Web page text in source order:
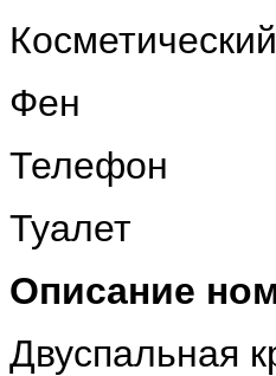
Фен
Телефон
Туалет
Описание
Двуспальная